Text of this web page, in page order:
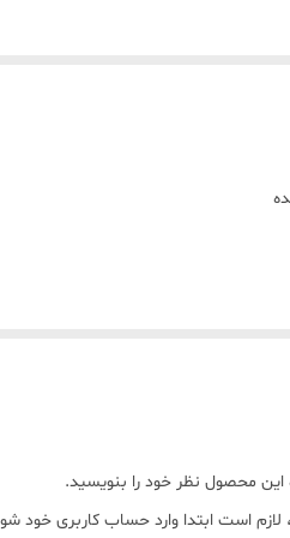
این محصول نظر خود را بنویسید.
لازم است ابتدا وارد حساب کاربری خود